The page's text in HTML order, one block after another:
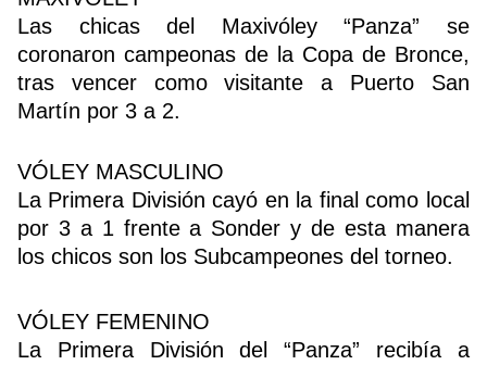
Las chicas del Maxivóley “Panza” se
coronaron campeonas de la Copa de Bronce,
tras vencer como visitante a Puerto San
Martín por 3 a 2.
VÓLEY MASCULINO
La Primera División cayó en la final como local
por 3 a 1 frente a Sonder y de esta manera
los chicos son los Subcampeones del torneo.
VÓLEY FEMENINO
La Primera División del “Panza” recibía a